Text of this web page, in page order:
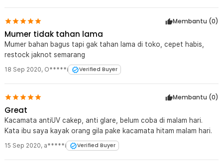
Membantu (0)
Mumer tidak tahan lama
Mumer bahan bagus tapi gak tahan lama di toko, cepet habis,
restock jaknot semarang
18 Sep 2020, O*****i Verified Buyer
Membantu (0)
Great
Kacamata antiUV cakep, anti glare, belum coba di malam hari.
Kata ibu saya kayak orang gila pake kacamata hitam malam hari.
15 Sep 2020, a*****i Verified Buyer